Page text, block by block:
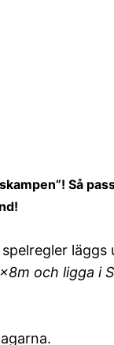
Så
läggs
och ligga i